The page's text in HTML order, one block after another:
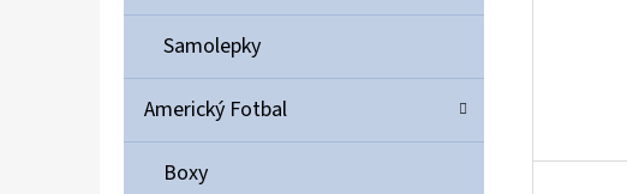
Samolepky
Americký Fotbal
Boxy